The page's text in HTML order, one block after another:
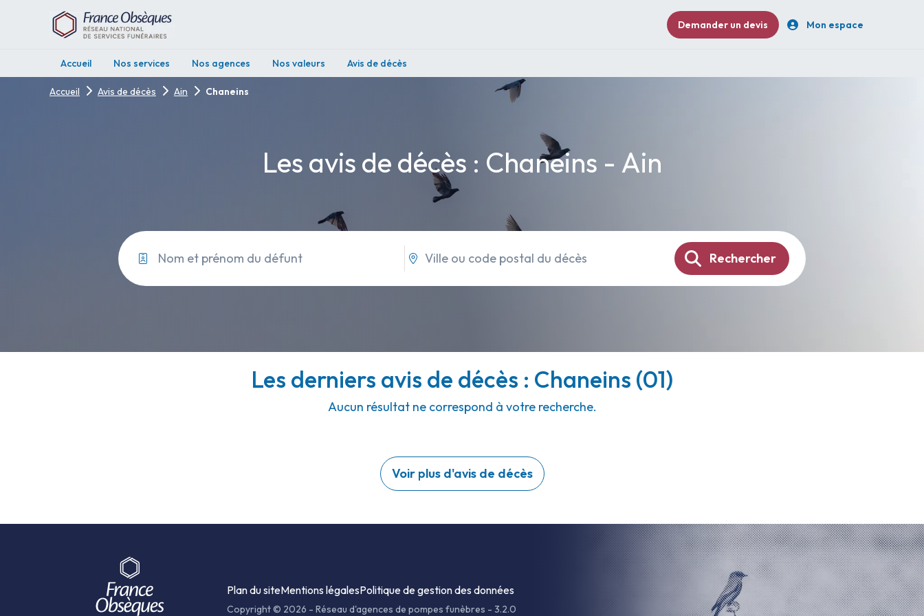
Demander un devis Mon espace
Accueil Nos services Nos agences Nos valeurs Avis de décès
Accueil Avis de décès Ain Chaneins
Les avis de décès : Chaneins - Ain
Rechercher
Les derniers avis de décès : Chaneins (01)
Aucun résultat ne correspond à votre recherche.
Voir plus d'avis de décès
Plan du siteMentions légalesPolitique de gestion des données
Copyright © 2026 - Réseau d'agences de pompes funèbres - 3.2.0